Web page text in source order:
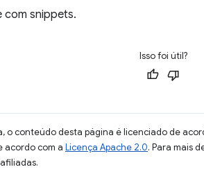
com snippets.
Isso foi útil?
o conteúdo desta página é licenciado de
acordo com a Licença Apache 2.0. Para mais